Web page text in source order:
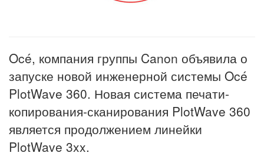
Océ, компания группы Canon объявила о
запуске новой инженерной системы Océ
PlotWave 360. Новая система печати-
копирования-сканирования PlotWave 360
является продолжением линейки
PlotWave 3xx.